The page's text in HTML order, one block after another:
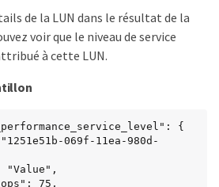
de la LUN dans le résultat de la
voir que le niveau de service
à cette LUN.